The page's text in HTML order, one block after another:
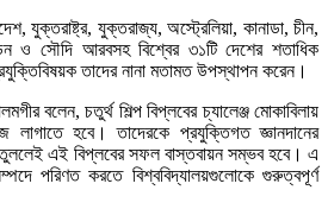
যুক্তরাষ্ট্র, যুক্তরাজ্য, অস্ট্রেলিয়া, কানাডা, চীন,
ও সৌদি আরবসহ বিশ্বের ৩১টি দেশের শতাধিক
তাদের নানা মতামত উপস্থাপন করেন।
বলেন, চতুর্থ শিল্প বিপ্লবের চ্যালেঞ্জ মোকাবিলায়
হবে। তাদেরকে প্রযুক্তিগত জ্ঞানদানের
তুললেই এই বিপ্লবের সফল বাস্তবায়ন সম্ভব হবে। এ
পরিণত করতে বিশ্ববিদ্যালয়গুলোকে গুরুত্বপূর্ণ